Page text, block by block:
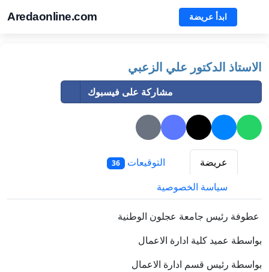
Aredaonline.com ابدأ عريضة
الاستاذ الدكتور علي الزعبي
مشاركة على فيسبوك
عريضة التوقيعات 36
سياسة الخصوصية
عطوفة رئيس جامعة عجلون الوطنية
بواسطة عميد كلية ادارة الاعمال
بواسطة رئيس قسم ادارة الاعمال